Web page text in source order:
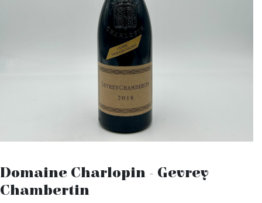
Domaine Charlopin - Gevrey
Chambertin